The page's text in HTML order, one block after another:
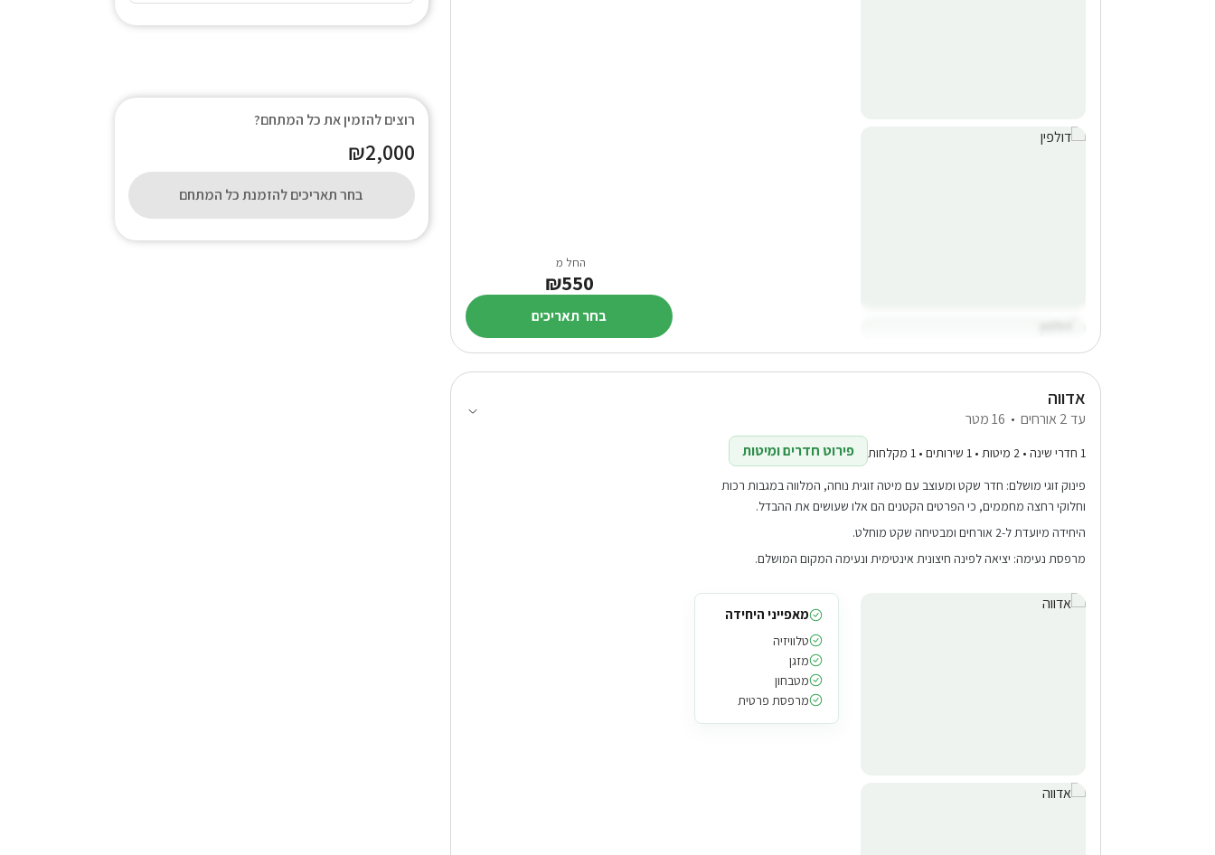
החל מ
₪550
בחר תאריכים
אדווה
עד 2 אורחים
1 חדרי שינה • 2 מיטות • 1 שירותים • 1 מקלחות פירוט חדרים ומיטות
פינוק זוגי מושלם: חדר שקט ומעוצב עם מיטה זוגית נוחה, המלווה במגבות רכות
וחלוקי רחצה מחממים, כי הפרטים הקטנים הם אלו שעושים את ההבדל.
היחידה מיועדת ל-2 אורחים ומבטיחה שקט מוחלט.
מרפסת נעימה: יציאה לפינה חיצונית אינטימית ונעימה המקום המושלם.
מאפייני היחידה
טלוויזיה
מזגן
מטבחון
מרפסת פרטית
רוצים להזמין את כל המתחם?
₪2,000
בחר תאריכים להזמנת כל המתחם